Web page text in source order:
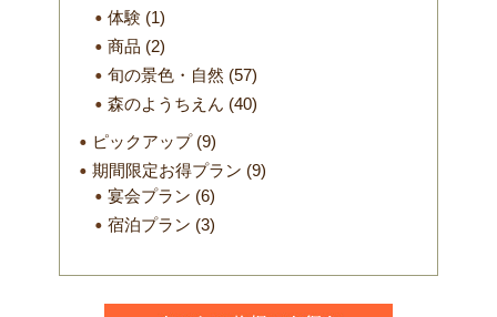
体験 (1)
商品 (2)
旬の景色・自然 (57)
森のようちえん (40)
ピックアップ(9)
期間限定お得プラン (9)
宴会プラン (6)
宿泊プラン (3)